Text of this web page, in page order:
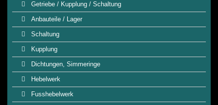
Getriebe / Kupplung / Schaltung
Anbauteile / Lager
Schaltung
Kupplung
Dichtungen, Simmeringe
Hebelwerk
Fusshebelwerk